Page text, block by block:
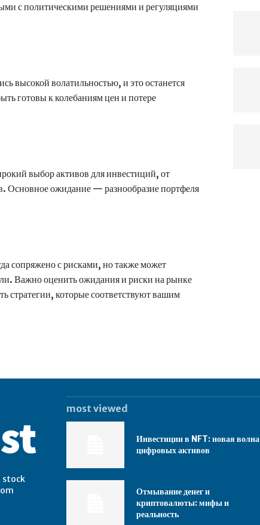
с политическими решениями и регуляциями
высокой волатильностью, и это останется
готовы к колебаниям цен и потере
выбор активов для инвестиций, от
Основное ожидание — разнообразие портфеля
сопряжено с рисками, но также может
Важно оценить ожидания и риски на рынке
стратегии, которые соответствуют вашим
stock
most viewed
Инвестиции в NFT: новая волна
цифровых активов
Отмывание денег и
криптовалюты: мифы и
реальность